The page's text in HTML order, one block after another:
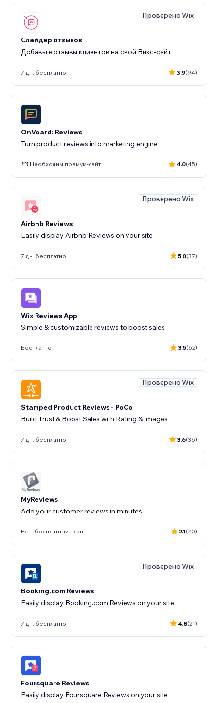
Проверено Wix
Слайдер отзывов
Добавьте отзывы клиентов на свой Викс-сайт
7 дн. бесплатно 3.9(94)
OnVoard: Reviews
Turn product reviews into marketing engine
Необходим премум-сайт 4.0(45)
Проверено Wix
Airbnb Reviews
Easily display Airbnb Reviews on your site
7 дн. бесплатно 5.0(37)
Wix Reviews App
Бесплатно 3.5(62)
Проверено Wix
Stamped Product Reviews - PoCo
Build Trust & Boost Sales with Rating & Images
7 дн. бесплатно 3.6(36)
MyReviews
Add your customer reviews in minutes.
Есть бесплатный план 2.1(70)
Проверено Wix
Booking.com Reviews
Easily display Booking.com Reviews on your site
7 дн. бесплатно 4.8(21)
Foursquare Reviews
Easily display Foursquare Reviews on your site